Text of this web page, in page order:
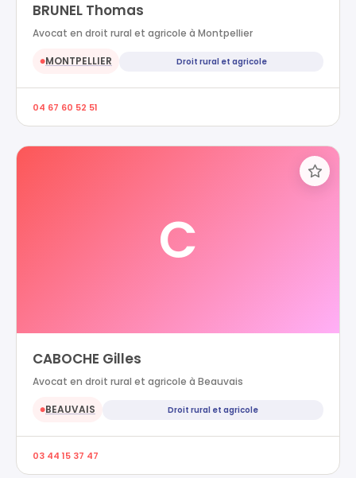
BRUNEL Thomas
Avocat en droit rural et agricole à Montpellier
●MONTPELLIER Droit rural et agricole
04 67 60 52 51
C
CABOCHE Gilles
Avocat en droit rural et agricole à Beauvais
●BEAUVAIS Droit rural et agricole
03 44 15 37 47